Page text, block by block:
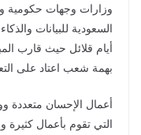
وزارات وجهات حكومية
السعودية للبيانات
بهمة شعب اعتاد على
أعمال الإحسان متعددة
التي تقوم بأعمال كثيرة